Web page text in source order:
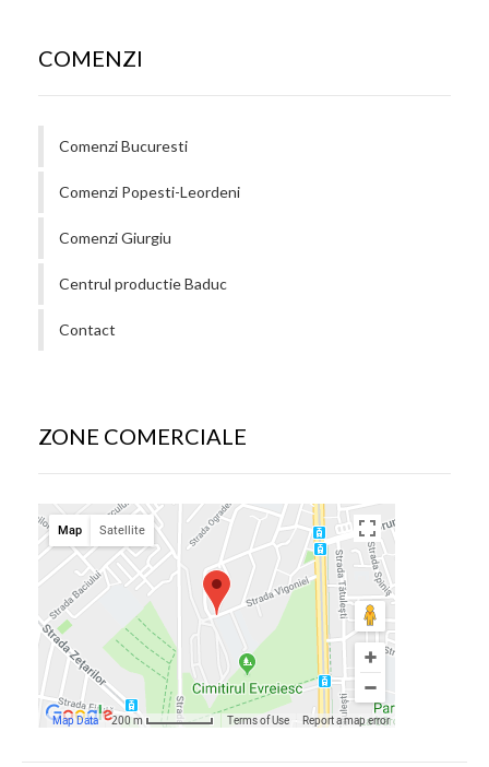
COMENZI
Comenzi Bucuresti
Comenzi Popesti-Leordeni
Comenzi Giurgiu
Centrul productie Baduc
Contact
ZONE COMERCIALE